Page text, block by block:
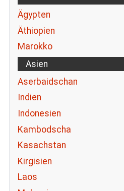
Ägypten
Äthiopien
Marokko
Asien
Aserbaidschan
Indien
Indonesien
Kambodscha
Kasachstan
Kirgisien
Laos